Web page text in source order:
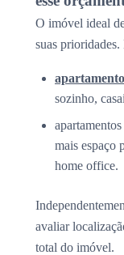
O imóvel ideal
suas prioridades.
sozinho,
mais espaço
home office.
avaliar
total do imóvel.